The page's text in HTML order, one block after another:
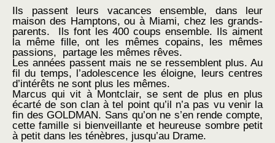
Ils passent leurs vacances ensemble, dans leur
maison des Hamptons, ou à Miami, chez les grands-
parents. Ils font les 400 coups ensemble. Ils aiment
la même fille, ont les mêmes copains, les mêmes
passions, partage les mêmes rêves.
Les années passent mais ne se ressemblent plus. Au
fil du temps, l’adolescence les éloigne, leurs centres
d’intérêts ne sont plus les mêmes.
Marcus qui vit à Montclair, se sent de plus en plus
écarté de son clan à tel point qu’il n’a pas vu venir la
fin des GOLDMAN. Sans qu’on ne s’en rende compte,
cette famille si bienveillante et heureuse sombre petit
à petit dans les ténèbres, jusqu’au Drame.